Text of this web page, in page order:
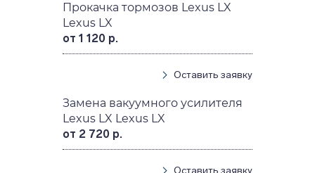
Прокачка тормозов Lexus LX
Lexus LX
от 1 120 р.
Оставить заявку
Замена вакуумного усилителя
Lexus LX Lexus LX
от 2 720 р.